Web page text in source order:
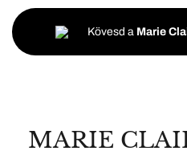
Kövesd a Marie
MARIE